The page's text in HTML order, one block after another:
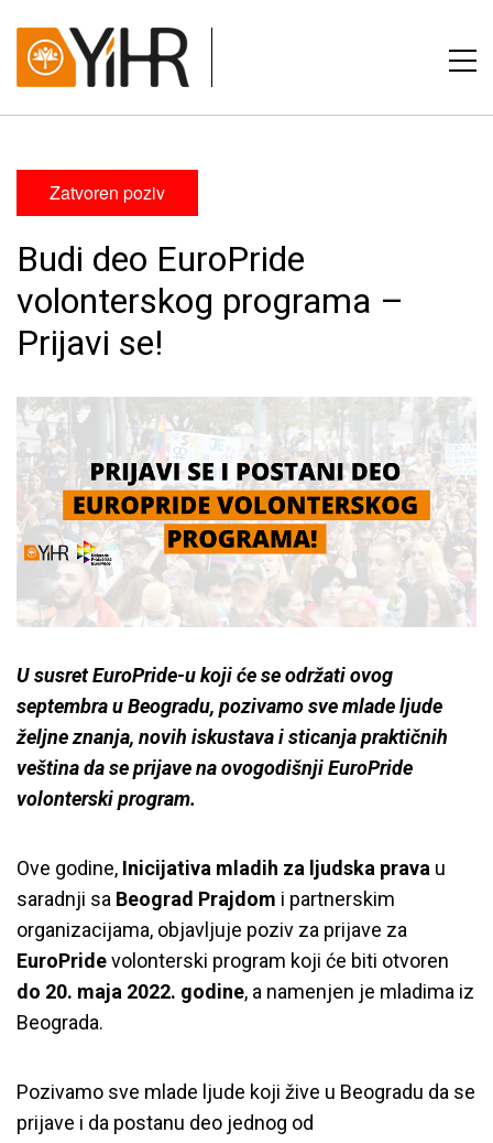
Zatvoren poziv
Budi deo EuroPride
volonterskog programa –
Prijavi se!
U susret EuroPride-u koji će se održati ovog
septembra u Beogradu, pozivamo sve mlade ljude
željne znanja, novih iskustava i sticanja praktičnih
veština da se prijave na ovogodišnji EuroPride
volonterski program.
Ove godine, Inicijativa mladih za ljudska prava u
saradnji sa Beograd Prajdom i partnerskim
organizacijama, objavljuje poziv za prijave za
EuroPridevolonterski program koji će biti otvoren
do 20. maja 2022. godine, a namenjen je mladima iz
Beograda.
Pozivamo sve mlade ljude koji žive u Beogradu da se
prijave i da postanu deo jednog od